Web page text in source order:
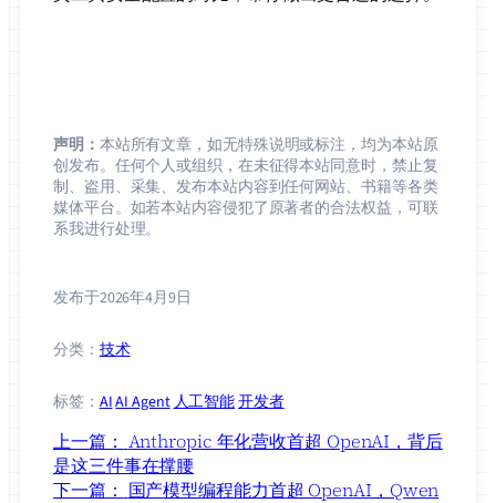
声明： 本站所有文章，如无特殊说明或标注，均为本站原
创发布。任何个人或组织，在未征得本站同意时，禁止复
制、盗用、采集、发布本站内容到任何网站、书籍等各类
媒体平台。如若本站内容侵犯了原著者的合法权益，可联
系我进行处理。
发布于2026年4月9日
分类：技术
标签：AIAI Agent人工智能开发者
上一篇： Anthropic 年化营收首超 OpenAI，背后
是这三件事在撑腰
下一篇： 国产模型编程能力首超 OpenAI，Qwen